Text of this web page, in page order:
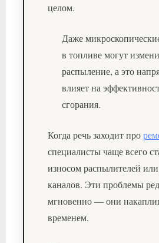
целом.
Даже
в топливе могут
распыление, а это
влияет на
сгорания.
Когда речь заходит про
специалисты чаще всего
износом распылителей
каналов. Эти проблемы
мгновенно — они
временем.